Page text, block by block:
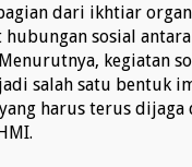
dari ikhtiar
sosial
kegiatan
salah satu bentuk
harus terus